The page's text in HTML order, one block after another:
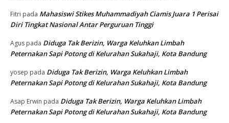
Fitri pada Mahasiswi Stikes Muhammadiyah Ciamis Juara 1 Perisai
Diri Tingkat Nasional Antar Perguruan Tinggi
Agus pada Diduga Tak Berizin, Warga Keluhkan Limbah
Peternakan Sapi Potong di Kelurahan Sukahaji, Kota Bandung
yosep pada Diduga Tak Berizin, Warga Keluhkan Limbah
Peternakan Sapi Potong di Kelurahan Sukahaji, Kota Bandung
Asap Erwin pada Diduga Tak Berizin, Warga Keluhkan Limbah
Peternakan Sapi Potong di Kelurahan Sukahaji, Kota Bandung